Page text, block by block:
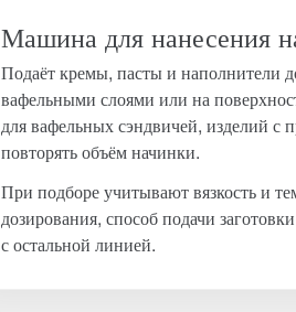
Машина для нанесения
Подаёт кремы, пасты и наполнители
вафельными слоями или на
для вафельных сэндвичей, изделий с
повторять объём начинки.
При подборе учитывают вязкость и
дозирования, способ подачи
с остальной линией.